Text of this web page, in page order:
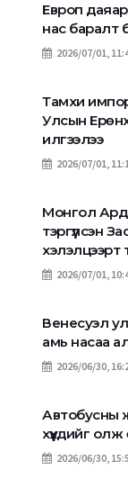
Европ
нас баралт
2026/07/01,
Тамхи
Улсын
илгээлээ
2026/07/01,
Монгол
тэргүүлсэн
хэлэлцээрт
2026/07/01,
Венесуэл
амь насаа
2026/06/30,
Автобусны
хүүхдийг олж
2026/06/30,